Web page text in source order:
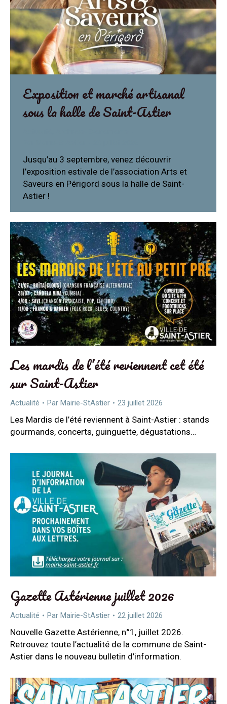
Exposition et marché artisanal
sous la halle de Saint-Astier
Jusqu’au 3 septembre, venez découvrir
l’exposition estivale de l’association Arts et
Saveurs en Périgord sous la halle de Saint-
Astier !
Les mardis de l’été reviennent cet été
sur Saint-Astier
Actualité Par Mairie-StAstier 23 juillet 2026
Les Mardis de l’été reviennent à Saint-Astier : stands
gourmands, concerts, guinguette, dégustations…
Gazette Astérienne juillet 2026
Actualité Par Mairie-StAstier 22 juillet 2026
Nouvelle Gazette Astérienne, n°1, juillet 2026.
Retrouvez toute l’actualité de la commune de Saint-
Astier dans le nouveau bulletin d’information.